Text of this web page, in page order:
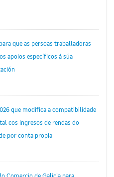
que as persoas traballadoras
apoios específicos á súa
que modifica a compatibilidade
cos ingresos de rendas do
por conta propia